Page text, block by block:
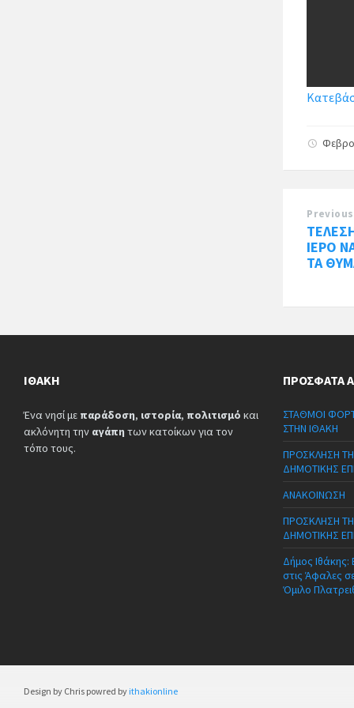
Previous
ΙΕΡΟ
ΤΑ
ΙΘΆΚΗ
Ένα νησί με παράδοση, ιστορία, πολιτισμό και
ακλόνητη την αγάπη των κατοίκων για τον
τόπο τους.
ΠΡΌΣΦΑΤΑ
ΣΤΑΘΜΟΙ
ΣΤΗΝ ΙΘΑΚΗ
ΠΡΟΣΚΛΗΣΗ
ΔΗΜΟΤΙΚΗΣ
ΑΝΑΚΟΙΝΩΣΗ
ΠΡΟΣΚΛΗΣΗ
ΔΗΜΟΤΙΚΗΣ
Δήμος
στις Άφαλες
Όμιλο
Design by Chris powred by ithakionline